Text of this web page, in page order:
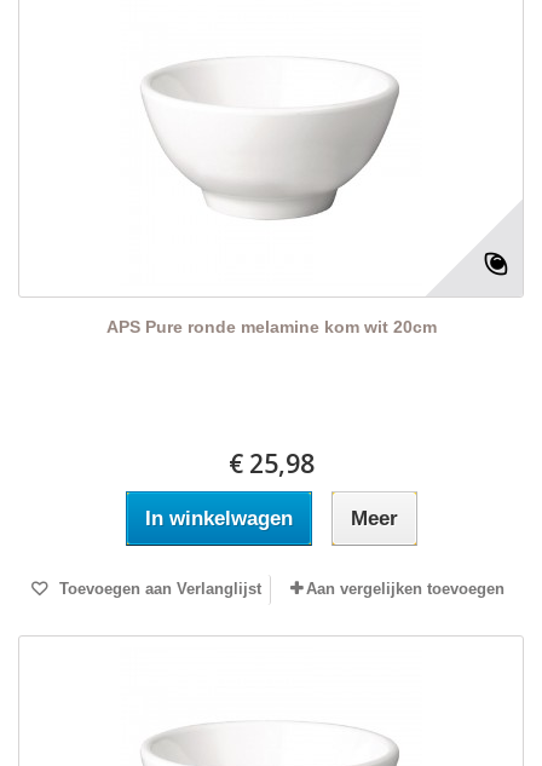
APS Pure ronde melamine kom wit 20cm
€ 25,98
In winkelwagen Meer
Toevoegen aan Verlanglijst Aan vergelijken toevoegen